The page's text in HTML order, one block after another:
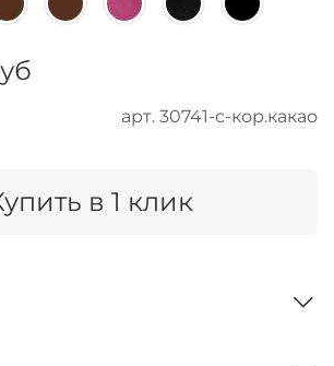
арт. 30741-с-кор.какао
в 1 клик